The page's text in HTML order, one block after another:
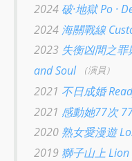
2024 破·地獄 Po ·
2024 海關戰線
2023 失衡凶間之罪
and Soul
（演員）
2021 不日成婚
2021 感動她77次
2020 熟女愛漫遊
2019 獅子山上 Lion